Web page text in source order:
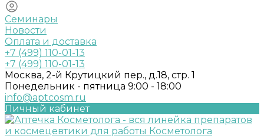
Семинары
Новости
Оплата и доставка
+7 (499) 110-01-13
+7 (499) 110-01-13
Москва, 2-й Крутицкий пер., д.18, стр. 1
Понедельник - пятница 9:00 - 18:00
info@aptcosm.ru
Личный кабинет